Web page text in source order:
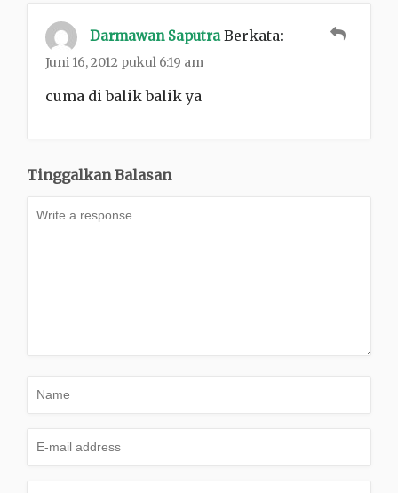
Darmawan Saputra Berkata:
Juni 16, 2012 pukul 6:19 am
cuma di balik balik ya
Tinggalkan Balasan